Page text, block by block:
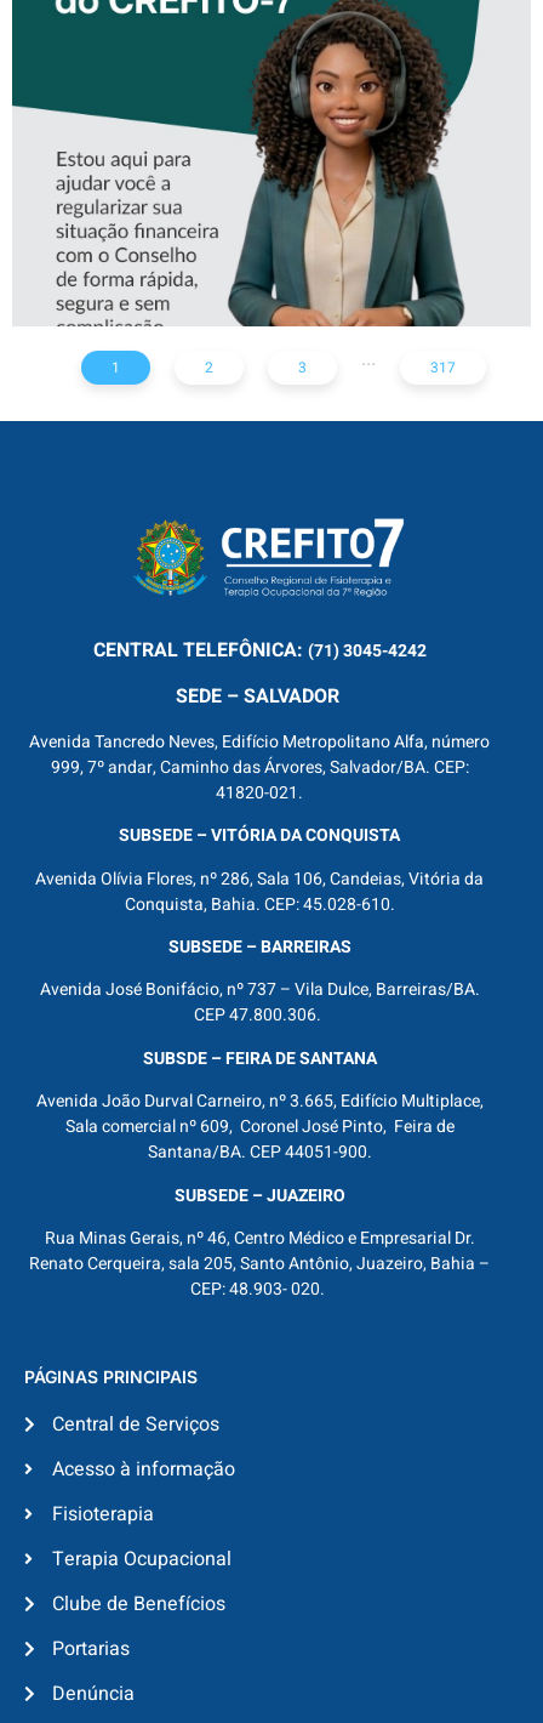
CONHEÇA A ‘ALINE’,
ASSISTENTE VIRTUAL DO
CREFITO-7
1 2 3 ... 317
CENTRALTELEFÔNICA: (71) 3045-4242
SEDE – SALVADOR
Avenida Tancredo Neves, Edifício Metropolitano Alfa, número
999, 7º andar, Caminho das Árvores, Salvador/BA. CEP:
41820-021.
SUBSEDE – VITÓRIA DA CONQUISTA
Avenida Olívia Flores, nº 286, Sala 106, Candeias, Vitória da
Conquista, Bahia. CEP: 45.028-610.
SUBSEDE – BARREIRAS
Avenida José Bonifácio, nº 737 – Vila Dulce, Barreiras/BA.
CEP 47.800.306.
SUBSDE – FEIRA DE SANTANA
Avenida João Durval Carneiro, nº 3.665, Edifício Multiplace,
Sala comercial nº 609, Coronel José Pinto, Feira de
Santana/BA. CEP 44051-900.
SUBSEDE – JUAZEIRO
Rua Minas Gerais, nº 46, Centro Médico e Empresarial Dr.
Renato Cerqueira, sala 205, Santo Antônio, Juazeiro, Bahia –
CEP: 48.903- 020.
PÁGINAS PRINCIPAIS
Central de Serviços
Acesso à informação
Fisioterapia
Terapia Ocupacional
Clube de Benefícios
Portarias
Denúncia